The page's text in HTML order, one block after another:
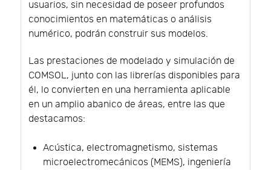
usuarios, sin necesidad de poseer profundos
conocimientos en matemáticas o análisis
numérico, podrán construir sus modelos.
Las prestaciones de modelado y simulación de
COMSOL, junto con las librerías disponibles para
él, lo convierten en una herramienta aplicable
en un amplio abanico de áreas, entre las que
destacamos:
Acústica, electromagnetismo, sistemas
microelectromecánicos (MEMS), ingeniería